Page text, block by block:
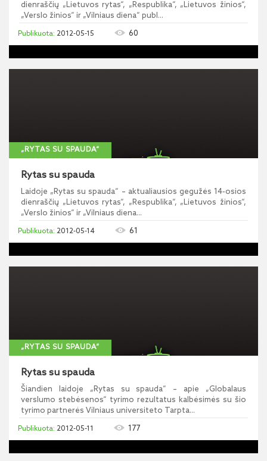
dienraščių „Lietuvos rytas“, „Respublika“, „Lietuvos žinios“,
„Verslo žinios“ ir „Vilniaus diena“ publ...
2012-05-15 60
„RYTAS SU SPAUDA“
Rytas su spauda
Laidoje „Rytas su spauda“ – aktualiausios gegužės 14-osios
dienraščių „Lietuvos rytas“, „Respublika“, „Lietuvos žinios“,
„Verslo žinios“ ir „Vilniaus diena...
2012-05-14 61
„RYTAS SU SPAUDA“
Rytas su spauda
Šiandien laidoje „Rytas su spauda“ – apie „Globalaus
verslumo stebėsenos“ tyrimo rezultatus kalbėsimės su šio
tyrimo partnerės Vilniaus universiteto Tarpta...
2012-05-11 177